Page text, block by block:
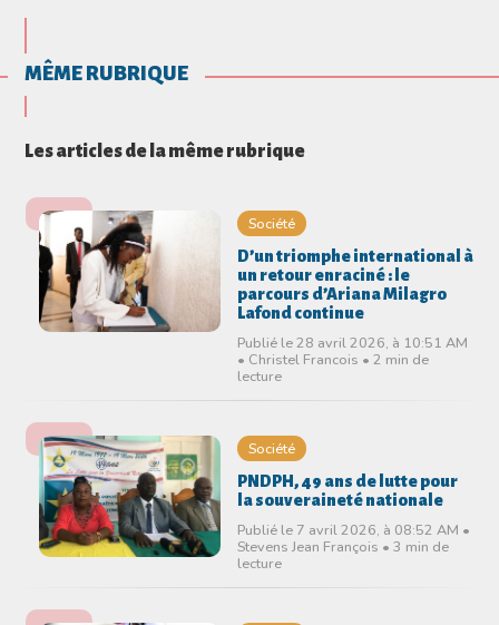
MÊME RUBRIQUE
Les articles de la même rubrique
Société
D’un triomphe international à
un retour enraciné : le
parcours d’Ariana Milagro
Lafond continue
Publié le 28 avril 2026, à 10:51 AM
• Christel Francois • 2 min de
lecture
Société
PNDPH, 49 ans de lutte pour
la souveraineté nationale
Publié le 7 avril 2026, à 08:52 AM •
Stevens Jean François • 3 min de
lecture